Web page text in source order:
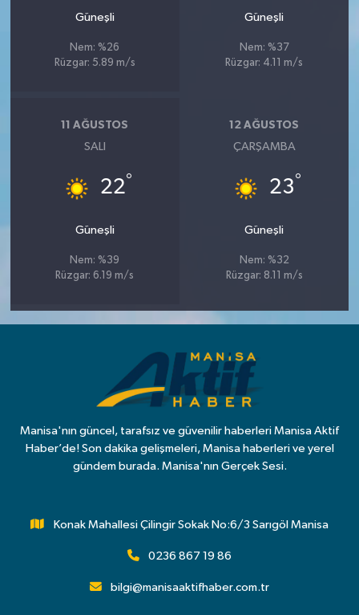
Güneşli
Nem: %26
Rüzgar: 5.89 m/s
Güneşli
Nem: %37
Rüzgar: 4.11 m/s
11 AĞUSTOS
SALI
22°
Güneşli
Nem: %39
Rüzgar: 6.19 m/s
12 AĞUSTOS
ÇARŞAMBA
23°
Güneşli
Nem: %32
Rüzgar: 8.11 m/s
Manisa'nın güncel, tarafsız ve güvenilir haberleri Manisa Aktif
Haber’de! Son dakika gelişmeleri, Manisa haberleri ve yerel
gündem burada. Manisa'nın Gerçek Sesi.
Konak Mahallesi Çilingir Sokak No:6/3 Sarıgöl Manisa
0236 867 19 86
bilgi@manisaaktifhaber.com.tr